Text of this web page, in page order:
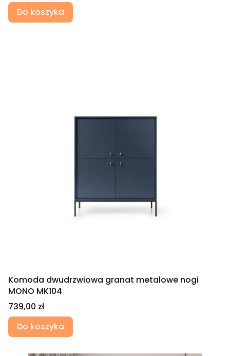
Do koszyka
Komoda dwudrzwiowa granat metalowe nogi
MONO MK104
Cena
739,00 zł
Do koszyka